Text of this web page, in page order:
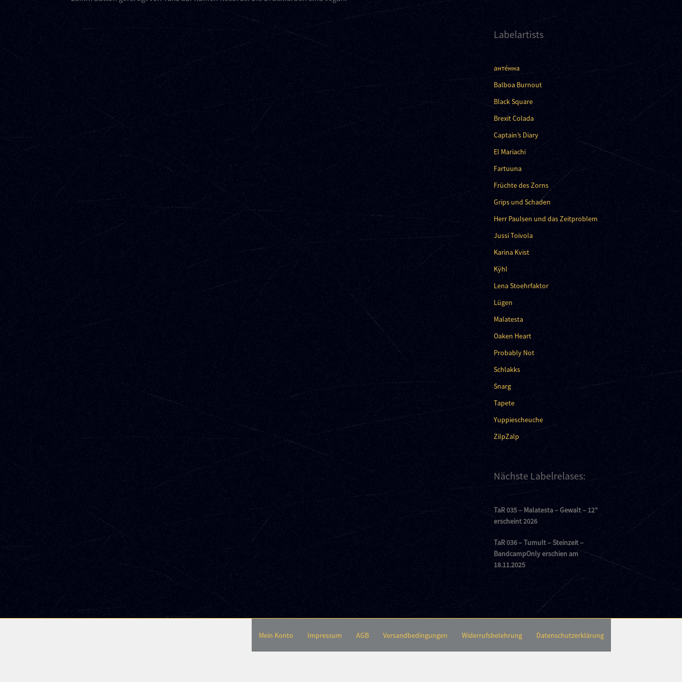
Labelartists
анте́нна
Balboa Burnout
Black Square
Brexit Colada
Captain’s Diary
El Mariachi
Fartuuna
Früchte des Zorns
Grips und Schaden
Herr Paulsen und das Zeitproblem
Jussi Toivola
Karina Kvist
Kÿhl
Lena Stoehrfaktor
Lügen
Malatesta
Oaken Heart
Probably Not
Schlakks
Snarg
Tapete
Yuppiescheuche
ZilpZalp
Nächste Labelrelases:
TaR 035 – Malatesta – Gewalt – 12″
erscheint 2026
TaR 036 – Tumult – Steinzeit –
BandcampOnly erschien am
18.11.2025
Mein Konto Impressum AGB Versandbedingungen Widerrufsbelehrung Datenschutzerklärung